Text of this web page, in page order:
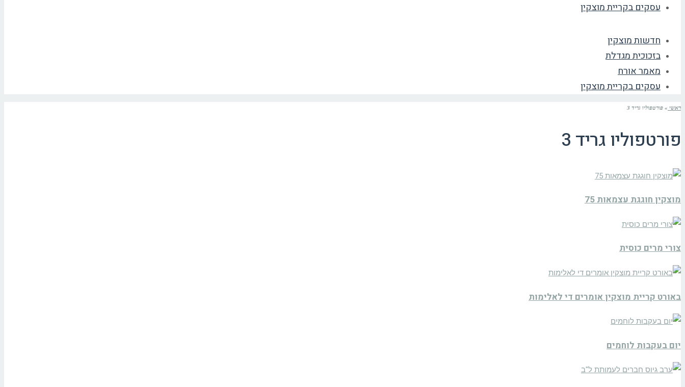
עסקים בקריית מוצקין
חדשות מוצקין
בזכוכית מגדלת
מאמר אורח
עסקים בקריית מוצקין
ראשי » פורטפוליו גריד 3
פורטפוליו גריד 3
מוצקין חוגגת עצמאות 75
צורי מרים כוסית
באורט קריית מוצקין אומרים די לאלימות
יום בעקבות לוחמים